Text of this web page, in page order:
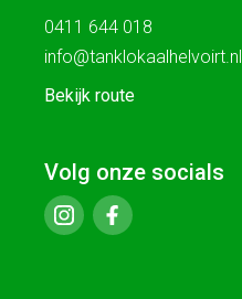
0411 644 018
info@tanklokaalhelvoirt.nl
Bekijk route
Volg onze socials